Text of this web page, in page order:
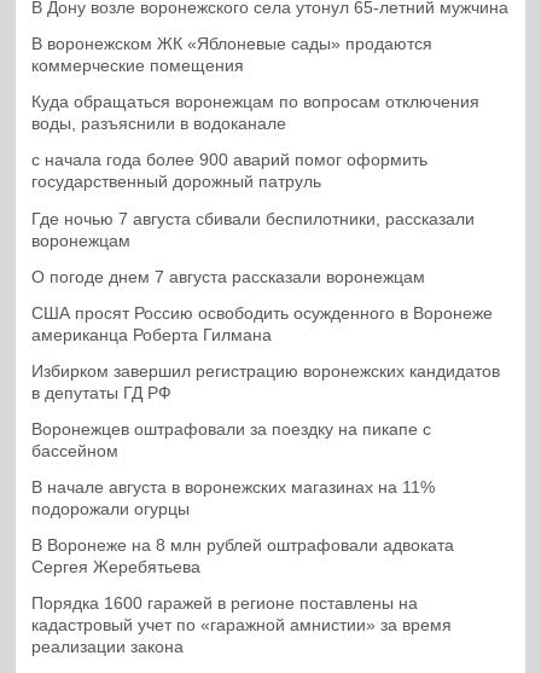
В Дону возле воронежского села утонул 65-летний мужчина
В воронежском ЖК «Яблоневые сады» продаются
коммерческие помещения
Куда обращаться воронежцам по вопросам отключения
воды, разъяснили в водоканале
с начала года более 900 аварий помог оформить
государственный дорожный патруль
Где ночью 7 августа сбивали беспилотники, рассказали
воронежцам
О погоде днем 7 августа рассказали воронежцам
США просят Россию освободить осужденного в Воронеже
американца Роберта Гилмана
Избирком завершил регистрацию воронежских кандидатов
в депутаты ГД РФ
Воронежцев оштрафовали за поездку на пикапе с
бассейном
В начале августа в воронежских магазинах на 11%
подорожали огурцы
В Воронеже на 8 млн рублей оштрафовали адвоката
Сергея Жеребятьева
Порядка 1600 гаражей в регионе поставлены на
кадастровый учет по «гаражной амнистии» за время
реализации закона